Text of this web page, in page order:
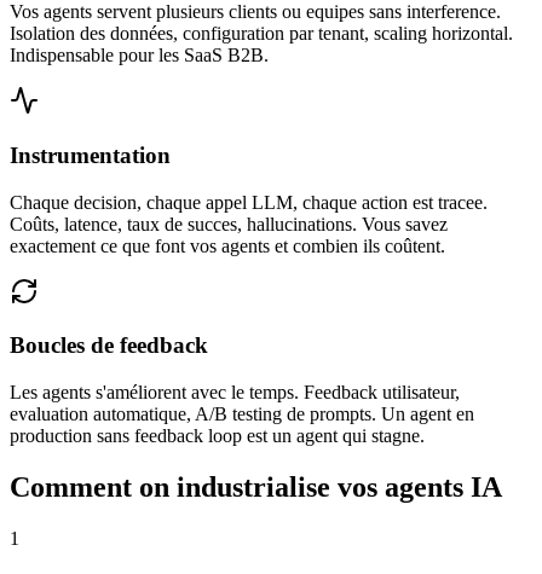
Vos agents servent plusieurs clients ou equipes sans interference.
Isolation des données, configuration par tenant, scaling horizontal.
Indispensable pour les SaaS B2B.
Instrumentation
Chaque decision, chaque appel LLM, chaque action est tracee.
Coûts, latence, taux de succes, hallucinations. Vous savez
exactement ce que font vos agents et combien ils coûtent.
Boucles de feedback
Les agents s'améliorent avec le temps. Feedback utilisateur,
evaluation automatique, A/B testing de prompts. Un agent en
production sans feedback loop est un agent qui stagne.
Comment on industrialise vos agents IA
1